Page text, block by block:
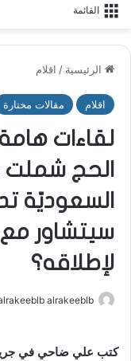
القائمة
الرئيسية / اقلام
اقلام مقالات مختارة
لقاءات
السعوديّة
سيتشاور
لإطلاقه؟
alrakeeblb
كتب علي ضاحي في